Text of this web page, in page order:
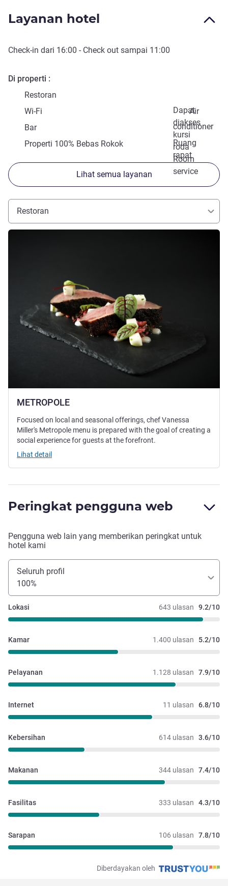
Layanan hotel
Check-in dari 16:00 - Check out sampai 11:00
Di properti
Restoran
Dapat
diakses
kursi
roda
Wi-Fi
Air
conditioner
Bar
Ruang
rapat
Properti 100% Bebas Rokok
Room
service
Lihat semua layanan
Restoran
METROPOLE
Lihat detail
Focused on local and seasonal offerings, chef Vanessa
Miller's Metropole menu is prepared with the goal of creating a
social experience for guests at the forefront.
Lihat detail
Peringkat pengguna web
Pengguna web lain yang memberikan peringkat untuk
hotel kami
Seluruh profil
100%
643 ulasan 9.2/10
Lokasi
1.400 ulasan 5.2/10
Kamar
1.128 ulasan 7.9/10
Pelayanan
11 ulasan 6.8/10
Internet
614 ulasan 3.6/10
Kebersihan
344 ulasan 7.4/10
Makanan
333 ulasan 4.3/10
Fasilitas
106 ulasan 7.8/10
Sarapan
Diberdayakan oleh